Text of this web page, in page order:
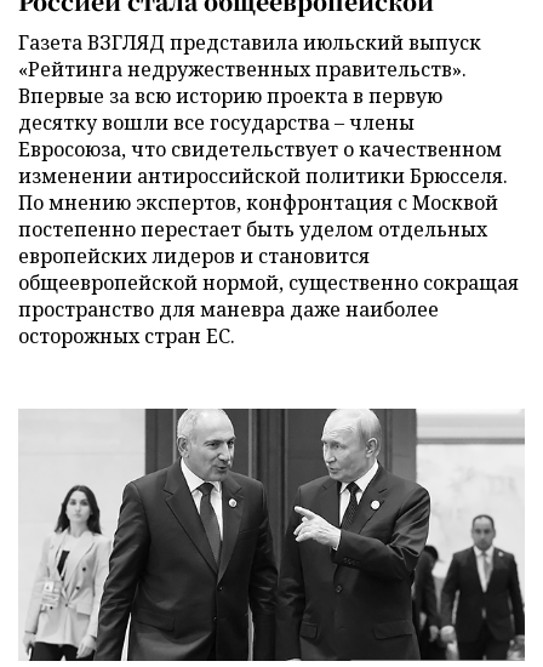
Газета ВЗГЛЯД представила июльский выпуск
«Рейтинга недружественных правительств».
Впервые за всю историю проекта в первую
десятку вошли все государства – члены
Евросоюза, что свидетельствует о качественном
изменении антироссийской политики Брюсселя.
По мнению экспертов, конфронтация с Москвой
постепенно перестает быть уделом отдельных
европейских лидеров и становится
общеевропейской нормой, существенно сокращая
пространство для маневра даже наиболее
осторожных стран ЕС.